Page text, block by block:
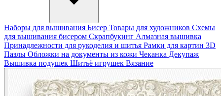
Наборы для вышивания Бисер Товары для художников Схемы
для вышивания бисером Скрапбукинг Алмазная вышивка
Принадлежности для рукоделия и шитья Рамки для картин 3D
Пазлы Обложки на документы из кожи Чеканка Декупаж
Вышивка подушек Шитьё игрушек Вязание